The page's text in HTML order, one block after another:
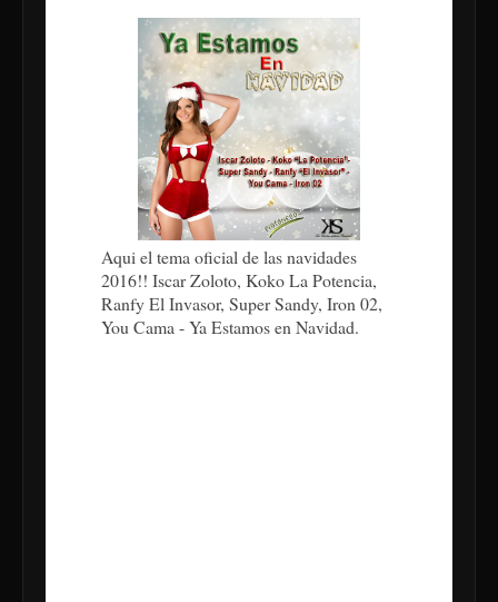
Aqui el tema oficial de las navidades
2016!! Iscar Zoloto, Koko La Potencia,
Ranfy El Invasor, Super Sandy, Iron 02,
You Cama - Ya Estamos en Navidad.